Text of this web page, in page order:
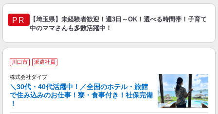
PR
【埼玉県】未経験者歓迎！週3日～OK！選べる時間帯！子育て
中のママさんも多数活躍中！
川口市 派遣社員
株式会社ダイブ
＼30代・40代活躍中！／全国のホテル・旅館
で住み込みのお仕事！寮・食事付き！社保完備
！